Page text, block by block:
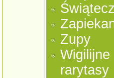
Zupy
Wigilijne
rarytasy